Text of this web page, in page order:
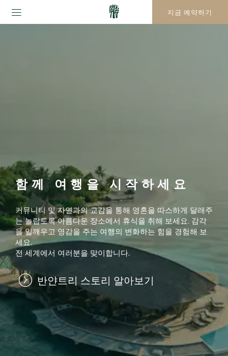
지금 예약하기
지속가능성
함께 여행을 시작하세요
커뮤니티 및 자연과의 교감을 통해 영혼을 따스하게 달래주
는 놀랍도록 아름다운 장소에서 휴식을 취해 보세요. 감각
을 일깨우고 영감을 주는 여행의 변화하는 힘을 경험해 보
세요.
전 세계에서 여러분을 맞이합니다.
반얀트리 스토리 알아보기